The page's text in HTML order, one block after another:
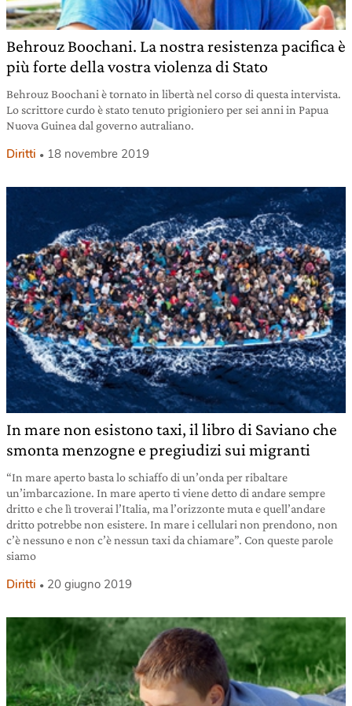
Behrouz Boochani. La nostra resistenza pacifica è
più forte della vostra violenza di Stato
Behrouz Boochani è tornato in libertà nel corso di questa intervista.
Lo scrittore curdo è stato tenuto prigioniero per sei anni in Papua
Nuova Guinea dal governo autraliano.
Diritti 18 novembre 2019
In mare non esistono taxi, il libro di Saviano che
smonta menzogne e pregiudizi sui migranti
“In mare aperto basta lo schiaffo di un’onda per ribaltare
un’imbarcazione. In mare aperto ti viene detto di andare sempre
dritto e che lì troverai l’Italia, ma l’orizzonte muta e quell’andare
dritto potrebbe non esistere. In mare i cellulari non prendono, non
c’è nessuno e non c’è nessun taxi da chiamare”. Con queste parole
siamo
Diritti 20 giugno 2019